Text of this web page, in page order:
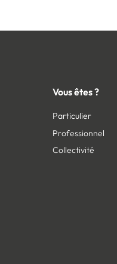
Vous êtes ?
Particulier
Professionnel
Collectivité